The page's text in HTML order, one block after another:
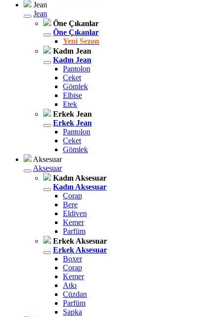
Jean
Jean
Öne Çıkanlar
Öne Çıkanlar
Yeni Sezon
Kadın Jean
Kadın Jean
Pantolon
Ceket
Gömlek
Elbise
Etek
Erkek Jean
Erkek Jean
Pantolon
Ceket
Gömlek
Aksesuar
Aksesuar
Kadın Aksesuar
Kadın Aksesuar
Çorap
Bere
Eldiven
Kemer
Parfüm
Erkek Aksesuar
Erkek Aksesuar
Boxer
Çorap
Kemer
Atkı
Cüzdan
Parfüm
Şapka